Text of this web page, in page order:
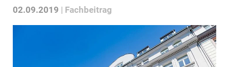
02.09.2019 Fachbeitrag